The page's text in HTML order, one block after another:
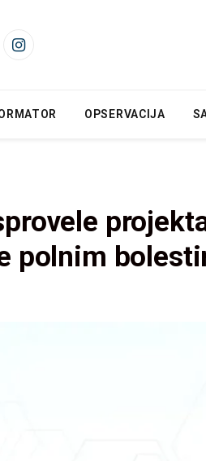
Instagram
OPSERVACIJA
polnim